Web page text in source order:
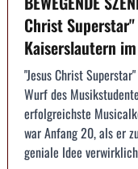
Christ
Kaiserslautern
"Jesus Christ
Wurf des
erfolgreichste
war Anfang 20, als er
geniale Idee